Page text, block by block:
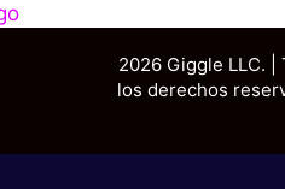
2026 Giggle LLC. |
los derechos